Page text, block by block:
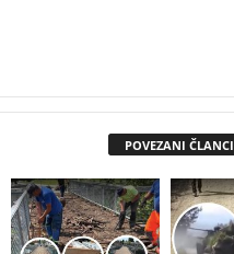
POVEZANI ČLANCI